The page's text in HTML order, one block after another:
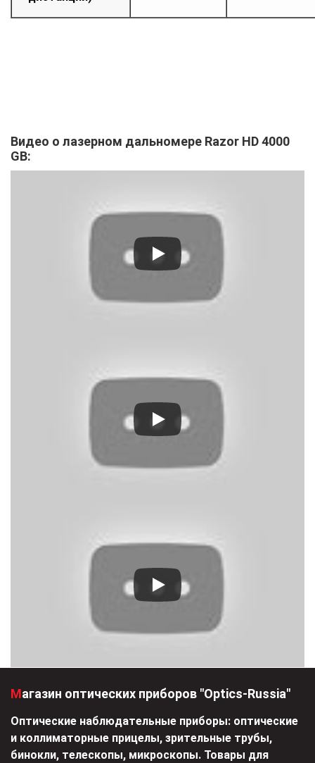
Видео о лазерном дальномере Razor HD 4000
GB:
Магазин оптических приборов "Optics-Russia"
Оптические наблюдательные приборы: оптические
и коллиматорные прицелы, зрительные трубы,
бинокли, телескопы, микроскопы. Товары для